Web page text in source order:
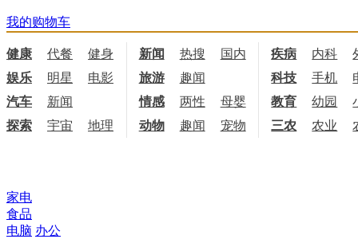
我的购物车
健康 代餐 健身 饮食
新闻 热搜 国内 国际
疾病 内科
娱乐
明星 电影 电视
旅游 趣闻 科技 手机
汽车
新闻 情感 两性 母婴 职场
教育 幼园
探索
宇宙 地理 天文
动物 趣闻 宠物 三农 农业
家电
食品
电脑 办公